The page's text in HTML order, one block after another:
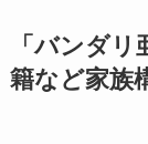
「バンダ
籍など家族